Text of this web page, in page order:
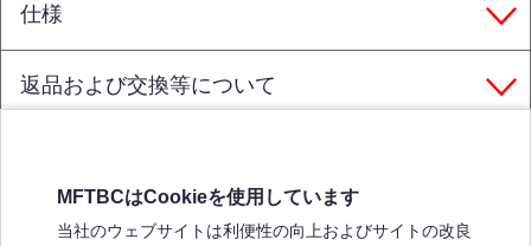
仕様
返品および交換等について
MFTBCはCookieを使用しています
当社のウェブサイトは利便性の向上およびサイトの改良